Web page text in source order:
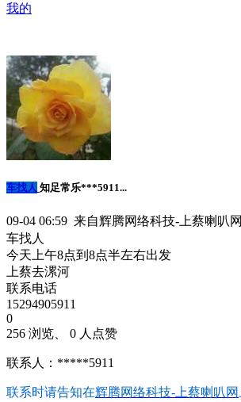
我的
车找人 知足常乐***5911...
09-04 06:59 来自辉腾网络科技-上蔡喇叭网
车找人
今天上午8点到8点半左右出发
上蔡去漯河
联系电话
15294905911
0
256 浏览、 0 人点赞
联系人：*****5911
联系时请告知在辉腾网络科技-上蔡喇叭网